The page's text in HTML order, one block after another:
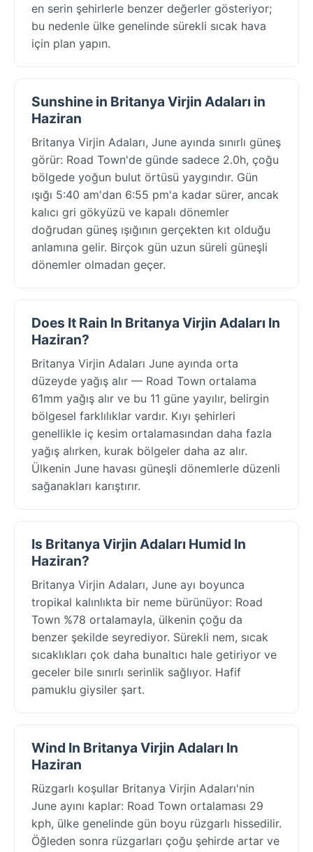
en serin şehirlerle benzer değerler gösteriyor;
bu nedenle ülke genelinde sürekli sıcak hava
için plan yapın.
Sunshine in Britanya Virjin Adaları in
Haziran
Britanya Virjin Adaları, June ayında sınırlı güneş
görür: Road Town'de günde sadece 2.0h, çoğu
bölgede yoğun bulut örtüsü yaygındır. Gün
ışığı 5:40 am'dan 6:55 pm'a kadar sürer, ancak
kalıcı gri gökyüzü ve kapalı dönemler
doğrudan güneş ışığının gerçekten kıt olduğu
anlamına gelir. Birçok gün uzun süreli güneşli
dönemler olmadan geçer.
Does It Rain In Britanya Virjin Adaları In
Haziran?
Britanya Virjin Adaları June ayında orta
düzeyde yağış alır — Road Town ortalama
61mm yağış alır ve bu 11 güne yayılır, belirgin
bölgesel farklılıklar vardır. Kıyı şehirleri
genellikle iç kesim ortalamasından daha fazla
yağış alırken, kurak bölgeler daha az alır.
Ülkenin June havası güneşli dönemlerle düzenli
sağanakları karıştırır.
Is Britanya Virjin Adaları Humid In
Haziran?
Britanya Virjin Adaları, June ayı boyunca
tropikal kalınlıkta bir neme bürünüyor: Road
Town %78 ortalamayla, ülkenin çoğu da
benzer şekilde seyrediyor. Sürekli nem, sıcak
sıcaklıkları çok daha bunaltıcı hale getiriyor ve
geceler bile sınırlı serinlik sağlıyor. Hafif
pamuklu giysiler şart.
Wind In Britanya Virjin Adaları In
Haziran
Rüzgarlı koşullar Britanya Virjin Adaları'nin
June ayını kaplar: Road Town ortalaması 29
kph, ülke genelinde gün boyu rüzgarlı hissedilir.
Öğleden sonra rüzgarları çoğu şehirde artar ve